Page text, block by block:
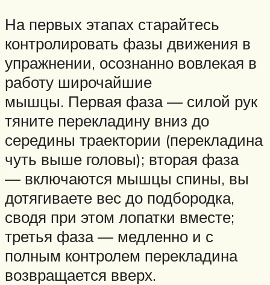
На первых этапах старайтесь
контролировать фазы движения в
упражнении, осознанно вовлекая в
работу широчайшие
мышцы. Первая фаза — силой рук
тяните перекладину вниз до
середины траектории (перекладина
чуть выше головы); вторая фаза
— включаются мышцы спины, вы
дотягиваете вес до подбородка,
сводя при этом лопатки вместе;
третья фаза — медленно и с
полным контролем перекладина
возвращается вверх.